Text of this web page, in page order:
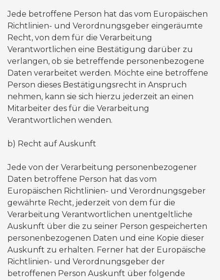
Jede betroffene Person hat das vom Europäischen
Richtlinien- und Verordnungsgeber eingeräumte
Recht, von dem für die Verarbeitung
Verantwortlichen eine Bestätigung darüber zu
verlangen, ob sie betreffende personenbezogene
Daten verarbeitet werden. Möchte eine betroffene
Person dieses Bestätigungsrecht in Anspruch
nehmen, kann sie sich hierzu jederzeit an einen
Mitarbeiter des für die Verarbeitung
Verantwortlichen wenden.
​​b) Recht auf Auskunft
Jede von der Verarbeitung personenbezogener
Daten betroffene Person hat das vom
Europäischen Richtlinien- und Verordnungsgeber
gewährte Recht, jederzeit von dem für die
Verarbeitung Verantwortlichen unentgeltliche
Auskunft über die zu seiner Person gespeicherten
personenbezogenen Daten und eine Kopie dieser
Auskunft zu erhalten. Ferner hat der Europäische
Richtlinien- und Verordnungsgeber der
betroffenen Person Auskunft über folgende